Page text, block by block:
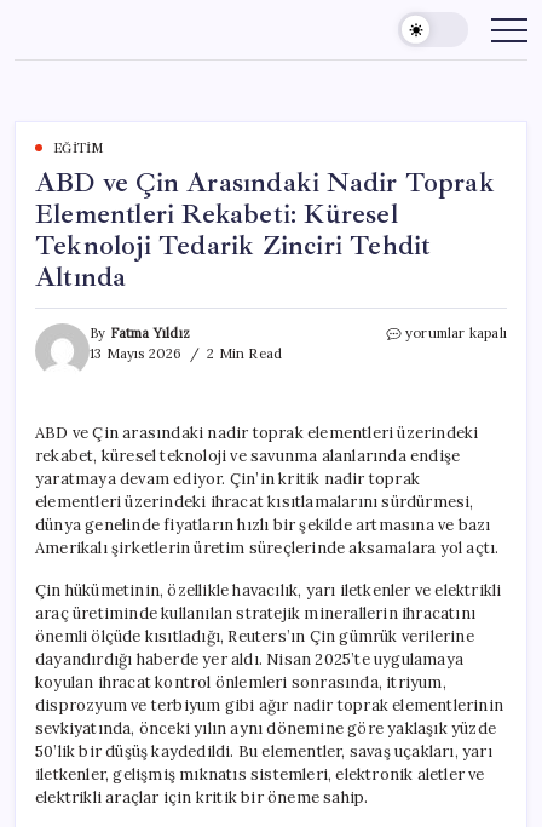
content
EĞITIM
ABD ve Çin Arasındaki Nadir Toprak
Elementleri Rekabeti: Küresel
Teknoloji Tedarik Zinciri Tehdit
Altında
By Fatma Yıldız
13 Mayıs 2026
2 Min Read
ABD
Toprak
Elementleri
Rekabeti:
Küresel
Teknoloji
Tedarik
Zinciri
Altında
için
yorumlar kapalı
ABD ve Çin arasındaki nadir toprak elementleri üzerindeki
rekabet, küresel teknoloji ve savunma alanlarında endişe
yaratmaya devam ediyor. Çin’in kritik nadir toprak
elementleri üzerindeki ihracat kısıtlamalarını sürdürmesi,
dünya genelinde fiyatların hızlı bir şekilde artmasına ve bazı
Amerikalı şirketlerin üretim süreçlerinde aksamalara yol açtı.
Çin hükümetinin, özellikle havacılık, yarı iletkenler ve elektrikli
araç üretiminde kullanılan stratejik minerallerin ihracatını
önemli ölçüde kısıtladığı, Reuters’ın Çin gümrük verilerine
dayandırdığı haberde yer aldı. Nisan 2025’te uygulamaya
koyulan ihracat kontrol önlemleri sonrasında, itriyum,
disprozyum ve terbiyum gibi ağır nadir toprak elementlerinin
sevkiyatında, önceki yılın aynı dönemine göre yaklaşık yüzde
50’lik bir düşüş kaydedildi. Bu elementler, savaş uçakları, yarı
iletkenler, gelişmiş mıknatıs sistemleri, elektronik aletler ve
elektrikli araçlar için kritik bir öneme sahip.